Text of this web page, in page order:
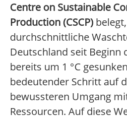
Centre on Sustainable
Production (CSCP)
durchschnittliche
Deutschland seit Beginn
bereits um 1 °C
bedeutender Schritt auf
bewussteren Umgang
Ressourcen. Auf diese